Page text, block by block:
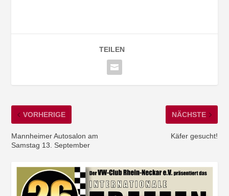
TEILEN
VORHERIGE
Mannheimer Autosalon am
Samstag 13. September
NÄCHSTE
Käfer gesucht!